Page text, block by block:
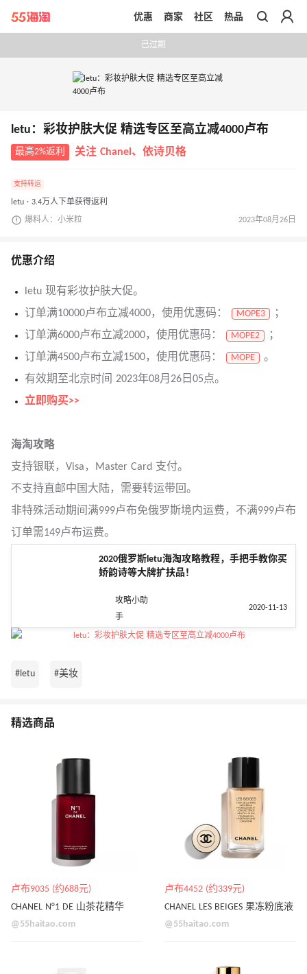
带你去官网买正品
优惠 商家 社区 热品
已过期
letu：彩妆护肤大促 精选专区至高立减4000卢布
最高2%返利 关注 Chanel、依诗贝格
支持转运
letu · 3.4万人下单获得返利
爆料人：小米粒 2023年08月26日
优惠介绍
letu 现有彩妆护肤大促。
订单满10000卢布立减4000，使用优惠码：
МОРЕ3
；
订单满6000卢布立减2000，使用优惠码：
МОРЕ2
；
订单满4500卢布立减1500，使用优惠码：
МОРЕ
。
有效期至北京时间 2023年08月26日05点。
立即购买>>
海淘攻略
支持银联，Visa，Master Card 支付。
不支持直邮中国大陆，需要转运带回。
非特殊活动期间满999卢布免俄罗斯境内运费，不满999卢布
订单需149卢布运费。
2020俄罗斯letu海淘攻略教程，手把手教你买
娇韵诗等大牌扩扶品！
攻略小助
手
2020-11-13
#letu #美妆
精选商品
卢布9035 (约688元)
CHANEL N°1 DE 山茶花精华
@55haitao.com
卢布4452 (约339元)
CHANEL LES BEIGES 果冻粉底液
@55haitao.com